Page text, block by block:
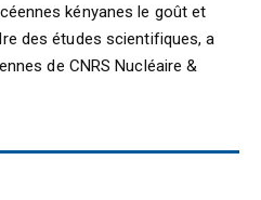
kényanes le goût et
des études scientifiques, a
de CNRS Nucléaire &